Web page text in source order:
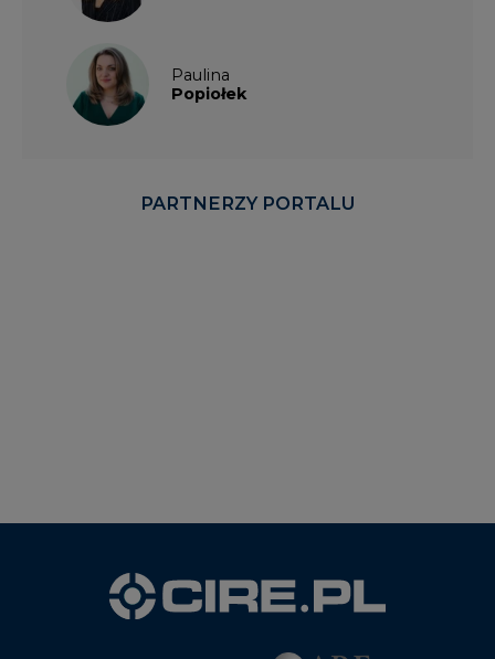
Paulina
Popiołek
PARTNERZY PORTALU